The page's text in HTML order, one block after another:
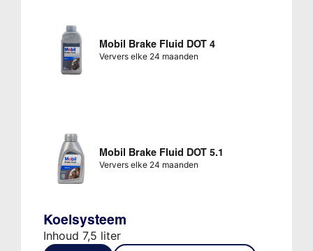
Mobil Brake Fluid DOT 4
Ververs elke 24 maanden
Mobil Brake Fluid DOT 5.1
Ververs elke 24 maanden
Koelsysteem
Inhoud 7,5 liter